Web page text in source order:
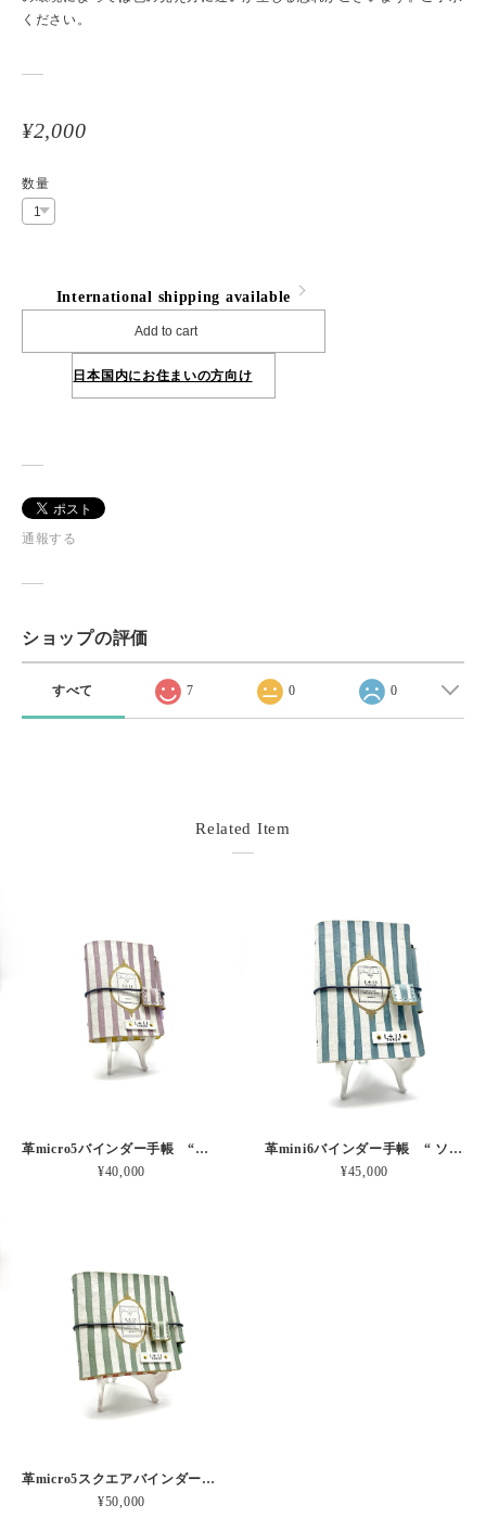
ください。
¥2,000
数量
International shipping available
Add to cart
日本国内にお住まいの方向け
通報する
ショップの評価
すべて 7 0 0
Related Item
革micro5バインダー手帳 “ブルーベリー・レモンシェイク 昼下がりのお茶会” 本革
¥40,000
革mini6バインダー手帳 “ ソーダ・セサミシェイク 昼下がりのお茶会” 本革
¥45,000
革micro5スクエアバインダー手帳 “ メロン・イチゴシェイク 昼下がりのお茶会” 本革
¥50,000